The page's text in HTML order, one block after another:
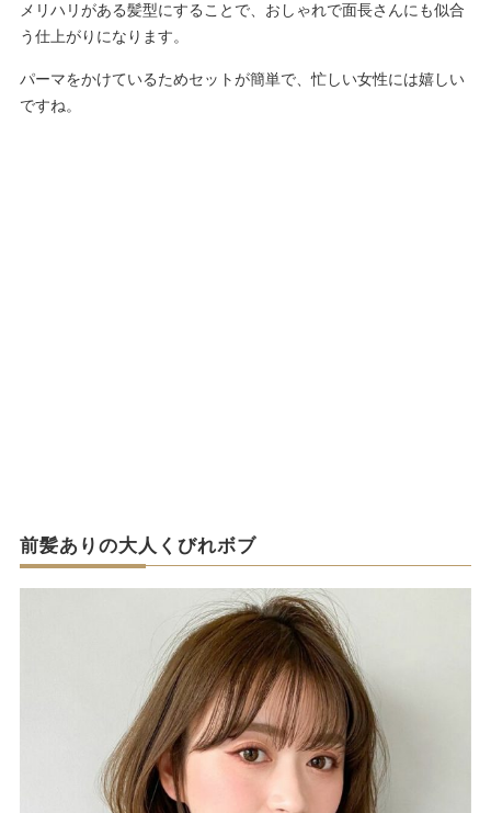
メリハリがある髪型にすることで、おしゃれで面長さんにも似合
う仕上がりになります。
パーマをかけているためセットが簡単で、忙しい女性には嬉しい
ですね。
前髪ありの大人くびれボブ